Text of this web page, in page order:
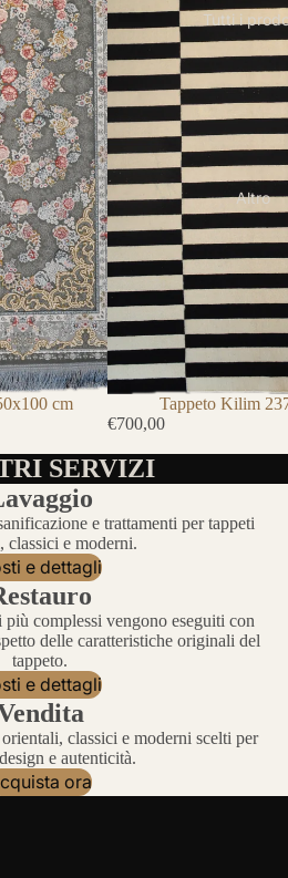
Tutti i
Altro
cm
Tappeto Kilim
€700,00
SERVIZI
e trattamenti per tappeti
classici e moderni.
e dettagli
complessi vengono eseguiti con
delle caratteristiche originali del
tappeto.
e dettagli
classici e moderni scelti per
e autenticità.
ora